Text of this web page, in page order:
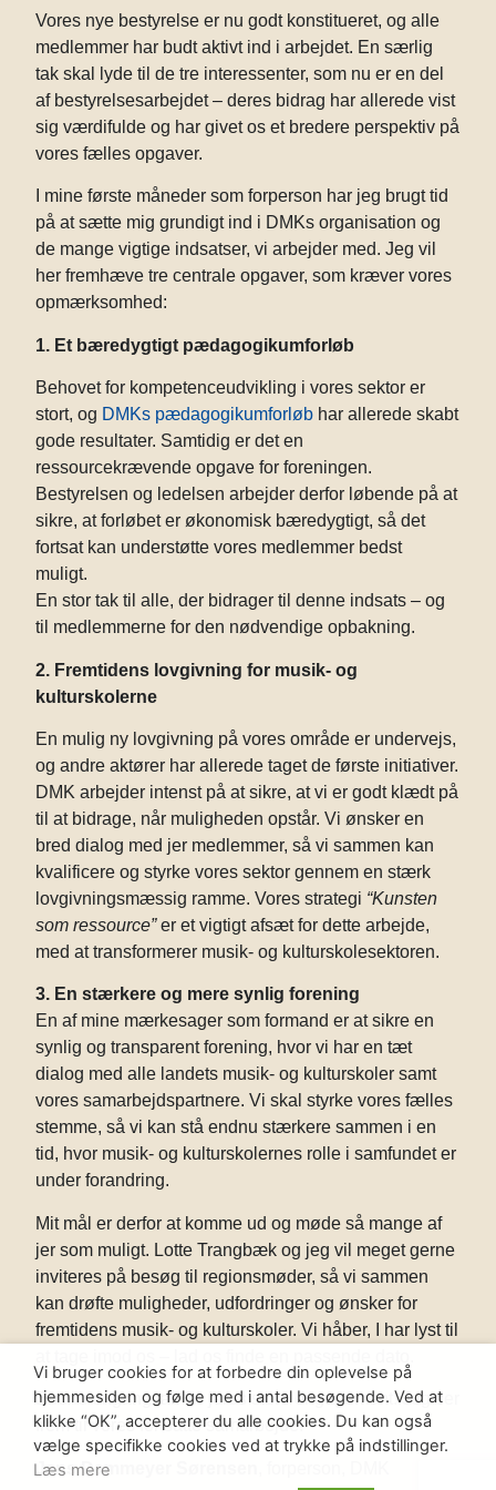
Vores nye bestyrelse er nu godt konstitueret, og alle
medlemmer har budt aktivt ind i arbejdet. En særlig
tak skal lyde til de tre interessenter, som nu er en del
af bestyrelsesarbejdet – deres bidrag har allerede vist
sig værdifulde og har givet os et bredere perspektiv på
vores fælles opgaver.
I mine første måneder som forperson har jeg brugt tid
på at sætte mig grundigt ind i DMKs organisation og
de mange vigtige indsatser, vi arbejder med. Jeg vil
her fremhæve tre centrale opgaver, som kræver vores
opmærksomhed:
1. Et bæredygtigt pædagogikumforløb
Behovet for kompetenceudvikling i vores sektor er
stort, og DMKs pædagogikumforløb har allerede skabt
gode resultater. Samtidig er det en
ressourcekrævende opgave for foreningen.
Bestyrelsen og ledelsen arbejder derfor løbende på at
sikre, at forløbet er økonomisk bæredygtigt, så det
fortsat kan understøtte vores medlemmer bedst
muligt.
En stor tak til alle, der bidrager til denne indsats – og
til medlemmerne for den nødvendige opbakning.
2. Fremtidens lovgivning for musik- og
kulturskolerne
En mulig ny lovgivning på vores område er undervejs,
og andre aktører har allerede taget de første initiativer.
DMK arbejder intenst på at sikre, at vi er godt klædt på
til at bidrage, når muligheden opstår. Vi ønsker en
bred dialog med jer medlemmer, så vi sammen kan
kvalificere og styrke vores sektor gennem en stærk
lovgivningsmæssig ramme. Vores strategi “Kunsten
som ressource”er et vigtigt afsæt for dette arbejde,
med at transformerer musik- og kulturskolesektoren.
3. En stærkere og mere synlig forening
En af mine mærkesager som formand er at sikre en
synlig og transparent forening, hvor vi har en tæt
dialog med alle landets musik- og kulturskoler samt
vores samarbejdspartnere. Vi skal styrke vores fælles
stemme, så vi kan stå endnu stærkere sammen i en
tid, hvor musik- og kulturskolernes rolle i samfundet er
under forandring.
Mit mål er derfor at komme ud og møde så mange af
jer som muligt. Lotte Trangbæk og jeg vil meget gerne
inviteres på besøg til regionsmøder, så vi sammen
kan drøfte muligheder, udfordringer og ønsker for
fremtidens musik- og kulturskoler. Vi håber, I har lyst til
Endnu engang tak for jeres store engagement. Jeg ser
frem til vores fortsatte samarbejde!
Jens Dammeyer Sørensen
Vi bruger cookies for at forbedre din oplevelse på
hjemmesiden og følge med i antal besøgende. Ved at
klikke “OK”, accepterer du alle cookies. Du kan også
vælge specifikke cookies ved at trykke på indstillinger.
Læs mere